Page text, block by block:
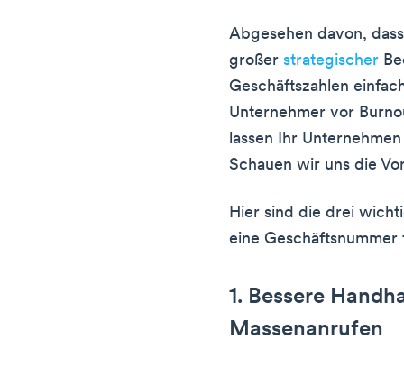
Abgesehen davon,
großerstrategischer
Geschäftszahlen
Unternehmer vor
lassen Ihr
Schauen wir uns die
Hier sind die drei
eine
1. Bessere
Massenanrufen